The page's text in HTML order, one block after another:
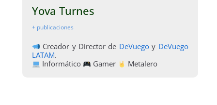
Yova Turnes
+ publicaciones
Creador y Director de DeVuegoy DeVuego
LATAM.
Informático
Gamer Metalero